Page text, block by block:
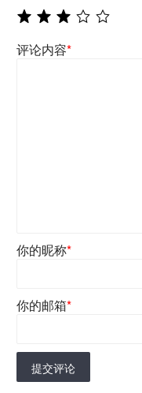
评论内容*
你的昵称*
你的邮箱*
提交评论